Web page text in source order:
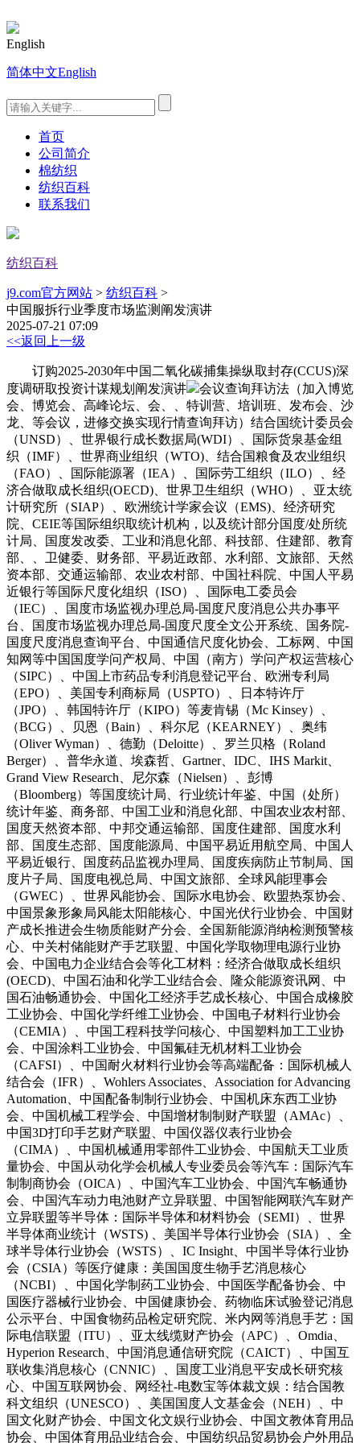
English
简体中文English
首页
公司简介
棉纺织
纺织百科
联系我们
纺织百科
j9.com官方网站 > 纺织百科 >
中国服拆行业季度市场监测阐发演讲
2025-07-21 07:09
<<返回上一级
订购2025-2030年中国二氧化碳捕集操纵取封存(CCUS)深
度调研取投资计谋规划阐发演讲
会议查询拜访法（加入博览
会、博览会、高峰论坛、会、、特训营、培训班、发布会、沙
龙、等会议，进修交换实现行情查询拜访）结合国统计委员会
（UNSD）、世界银行成长数据局(WDI）、国际货泉基金组
织（IMF）、世界商业组织（WTO)、结合国粮食及农业组织
（FAO）、国际能源署（IEA）、国际劳工组织（ILO）、经
济合做取成长组织(OECD)、世界卫生组织（WHO）、亚太统
计研究所（SIAP）、欧洲统计学家会议（EMS)、经济研究
院、CEIE等国际组织取统计机构，以及统计部分国度/处所统
计局、国度发改委、工业和消息化部、科技部、住建部、教育
部、、卫健委、财务部、平易近政部、水利部、文旅部、天然
资本部、交通运输部、农业农村部、中国社科院、中国人平易
近银行等国际尺度化组织（ISO）、国际电工委员会
（IEC）、国度市场监视办理总局-国度尺度消息公共办事平
台、国度市场监视办理总局-国度尺度全文公开系统、国务院-
国度尺度消息查询平台、中国通信尺度化协会、工标网、中国
知网等中国国度学问产权局、中国（南方）学问产权运营核心
（SIPC）、中国上市药品专利消息登记平台、欧洲专利局
（EPO）、美国专利商标局（USPTO）、日本特许厅
（JPO）、韩国特许厅（KIPO）等麦肯锡（Mc Kinsey）、
（BCG）、贝恩（Bain）、科尔尼（KEARNEY）、奥纬
（Oliver Wyman）、德勤（Deloitte）、罗兰贝格（Roland
Berger）、普华永道、埃森哲、Gartner、IDC、IHS Markit、
Grand View Research、尼尔森（Nielsen）、彭博
（Bloomberg）等国度统计局、行业统计年鉴、中国（处所）
统计年鉴、商务部、中国工业和消息化部、中国农业农村部、
国度天然资本部、中邦交通运输部、国度住建部、国度水利
部、国度生态部、国度能源局、中国平易近用航空局、中国人
平易近银行、国度药品监视办理局、国度疾病防止节制局、国
度片子局、国度电视总局、中国文旅部、全球风能理事会
（GWEC）、世界风能协会、国际水电协会、欧盟热泵协会、
中国景象形象局风能太阳能核心、中国光伏行业协会、中国财
产成长推进会生物质能财产分会、全国新能源消纳检测预警核
心、中关村储能财产手艺联盟、中国化学取物理电源行业协
会、中国电力企业结合会等化工材料：经济合做取成长组织
(OECD)、中国石油和化学工业结合会、隆众能源资讯网、中
国石油畅通协会、中国化工经济手艺成长核心、中国合成橡胶
工业协会、中国化学纤维工业协会、中国电子材料行业协会
（CEMIA）、中国工程科技学问核心、中国塑料加工工业协
会、中国涂料工业协会、中国氟硅无机材料工业协会
（CAFSI）、中国耐火材料行业协会等高端配备：国际机械人
结合会（IFR）、Wohlers Associates、Association for Advancing
Automation、中国配备制制行业协会、中国机床东西工业协
会、中国机械工程学会、中国增材制制财产联盟（AMAc）、
中国3D打印手艺财产联盟、中国仪器仪表行业协会
（CIMA）、中国机械通用零部件工业协会、中国航天工业质
量协会、中国从动化学会机械人专业委员会等汽车：国际汽车
制制商协会（OICA）、中国汽车工业协会、中国汽车畅通协
会、中国汽车动力电池财产立异联盟、中国智能网联汽车财产
立异联盟等半导体：国际半导体和材料协会（SEMI）、世界
半导体商业统计（WSTS) 、美国半导体行业协会（SIA）、全
球半导体行业协会（WSTS）、IC Insight、中国半导体行业协
会（CSIA）等医疗健康：美国国度生物手艺消息核心
（NCBI）、中国化学制药工业协会、中国医学配备协会、中
国医疗器械行业协会、中国健康协会、药物临床试验登记消息
公示平台、中国食物药品检定研究院、米内网等消息手艺：国
际电信联盟（ITU）、亚太线缆财产协会（APC）、Omdia、
Hyperion Research、中国消息通信研究院（CAICT）、中国互
联收集消息核心（CNNIC）、国度工业消息平安成长研究核
心、中国互联网协会、网经社-电数宝等体裁文娱：结合国教
科文组织（UNESCO）、美国国度人文基金会（NEH）、中
国文化财产协会、中国文化文娱行业协会、中国文教体育用品
协会、中国体育用品业结合会、中国纺织品贸易协会户外用品